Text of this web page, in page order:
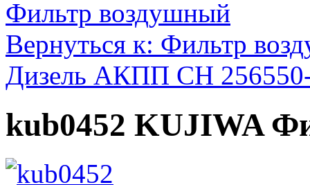
Фильтр воздушный
Вернуться к: Фильтр
Дизель АКПП CH
kub0452 KUJIWA